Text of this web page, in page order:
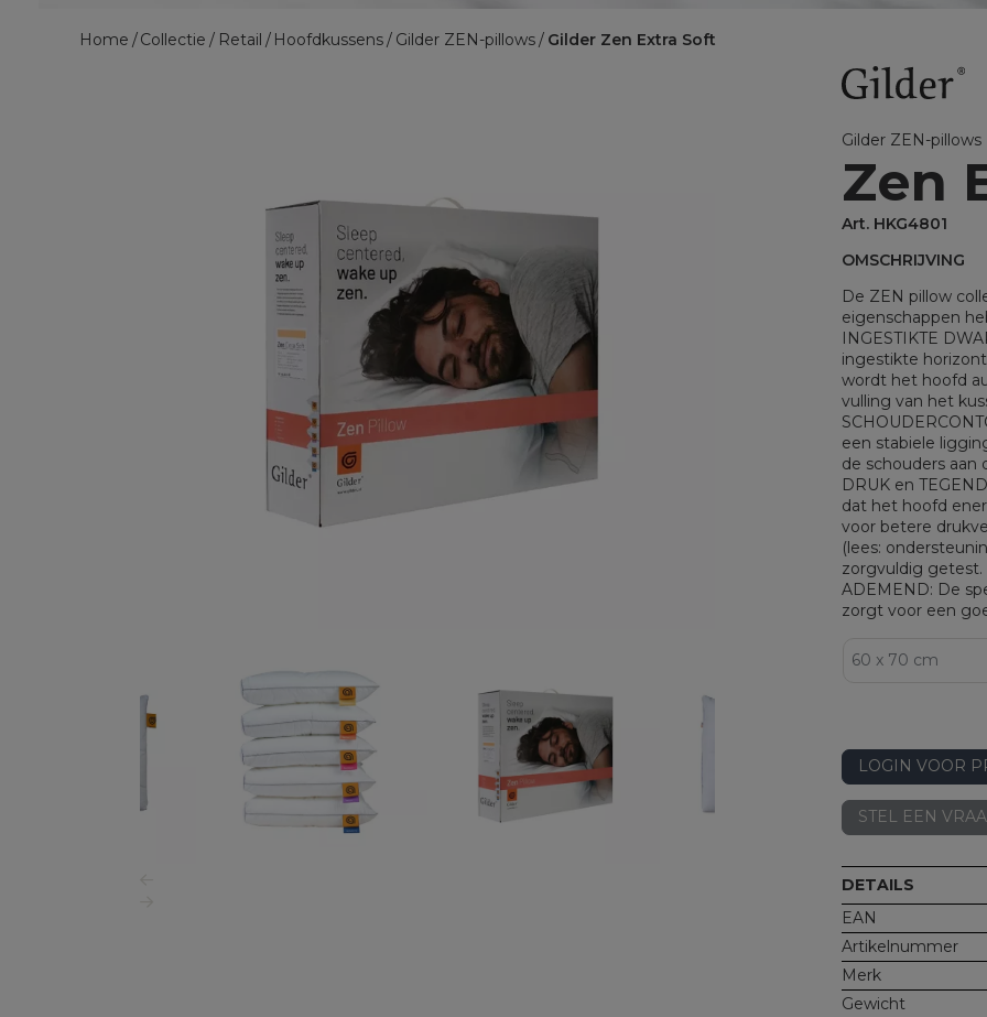
MATRASBESCHERMERS
Matrasbeschermers
Matrasbeschermers -
Matrasbeschermers -
Home Collectie Retail Hoofdkussens Gilder ZEN-pillows Gilder Zen Extra Soft
Gilder ZEN-pillows
Zen
Art. HKG4801
OMSCHRIJVING
De ZEN pillow
eigenschappen
INGESTIKTE
ingestikte
wordt het hoofd
vulling van het
een stabiele
de schouders aan
DRUK en
dat het hoofd
voor betere
(lees:
zorgvuldig getest.
ADEMEND: De
zorgt voor een
LOGIN VOOR
STEL EEN
DETAILS
EAN
Artikelnummer
Merk
Gewicht